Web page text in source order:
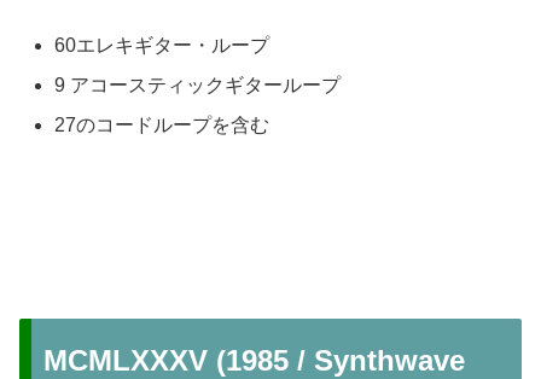
60エレキギター・ループ
9 アコースティックギターループ
27のコードループを含む
MCMLXXXV (1985 / Synthwave